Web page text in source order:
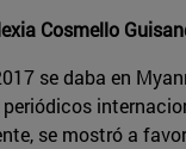
Cosmello
se daba en
se mostró a